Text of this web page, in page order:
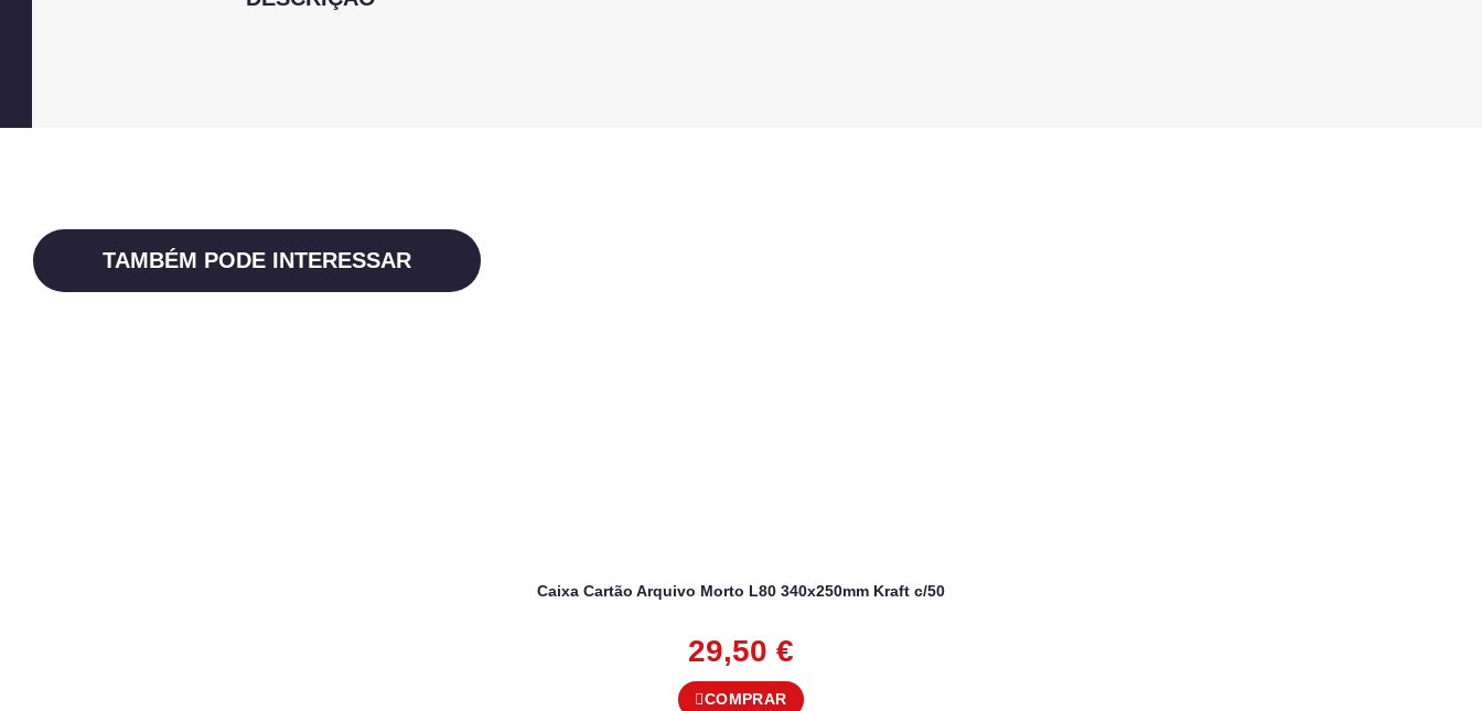
TAMBÉM PODE INTERESSAR
Caixa Cartão Arquivo Morto L80 340x250mm Kraft c/50
29,50 €
COMPRAR